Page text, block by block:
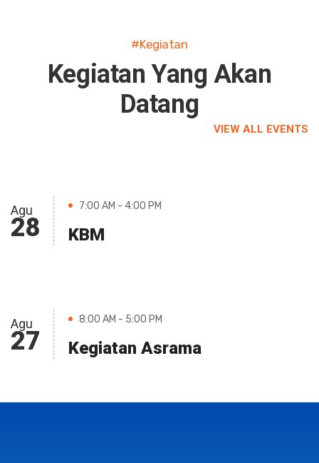
#Kegiatan
Kegiatan Yang Akan
Datang
VIEW ALL EVENTS
Agu
28
7:00 AM - 4:00 PM
KBM
Agu
27
8:00 AM - 5:00 PM
Kegiatan Asrama